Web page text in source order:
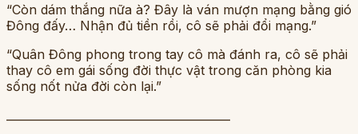
“Còn dám thắng nữa à? Đây là ván mượn mạng bằng gió
Đông đấy… Nhận đủ tiền rồi, cô sẽ phải đổi mạng.”
“Quân Đông phong trong tay cô mà đánh ra, cô sẽ phải
thay cô em gái sống đời thực vật trong căn phòng kia
sống nốt nửa đời còn lại.”